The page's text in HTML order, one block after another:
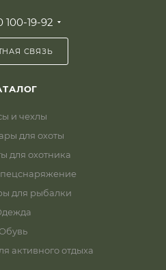
100-19-92
СВЯЗЬ
и чехлы
для охоты
для охотника
для рыбалки
Обувь
активного отдыха